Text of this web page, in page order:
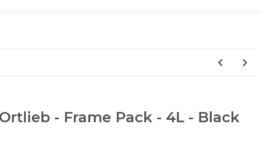
- Frame Pack - 4L - Black